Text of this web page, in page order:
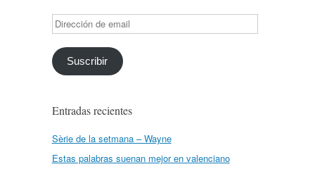
Dirección
de
email
Suscribir
Entradas recientes
Sèrie de la setmana – Wayne
Estas palabras suenan mejor en valenciano